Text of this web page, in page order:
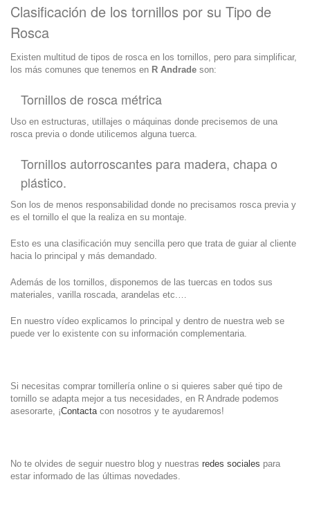
Clasificación de los tornillos por su Tipo de
Rosca
Existen multitud de tipos de rosca en los tornillos, pero para simplificar,
los más comunes que tenemos en R Andrade son:
Tornillos de rosca métrica
Uso en estructuras, utillajes o máquinas donde precisemos de una
rosca previa o donde utilicemos alguna tuerca.
Tornillos autorroscantes para madera, chapa o
plástico.
Son los de menos responsabilidad donde no precisamos rosca previa y
es el tornillo el que la realiza en su montaje.
Esto es una clasificación muy sencilla pero que trata de guiar al cliente
hacia lo principal y más demandado.
Además de los tornillos, disponemos de las tuercas en todos sus
materiales, varilla roscada, arandelas etc.…
En nuestro vídeo explicamos lo principal y dentro de nuestra web se
puede ver lo existente con su información complementaria.
Si necesitas comprar tornillería online o si quieres saber qué tipo de
tornillo se adapta mejor a tus necesidades, en R Andrade podemos
asesorarte, ¡Contacta con nosotros y te ayudaremos!
No te olvides de seguir nuestro blog y nuestras redes sociales para
estar informado de las últimas novedades.